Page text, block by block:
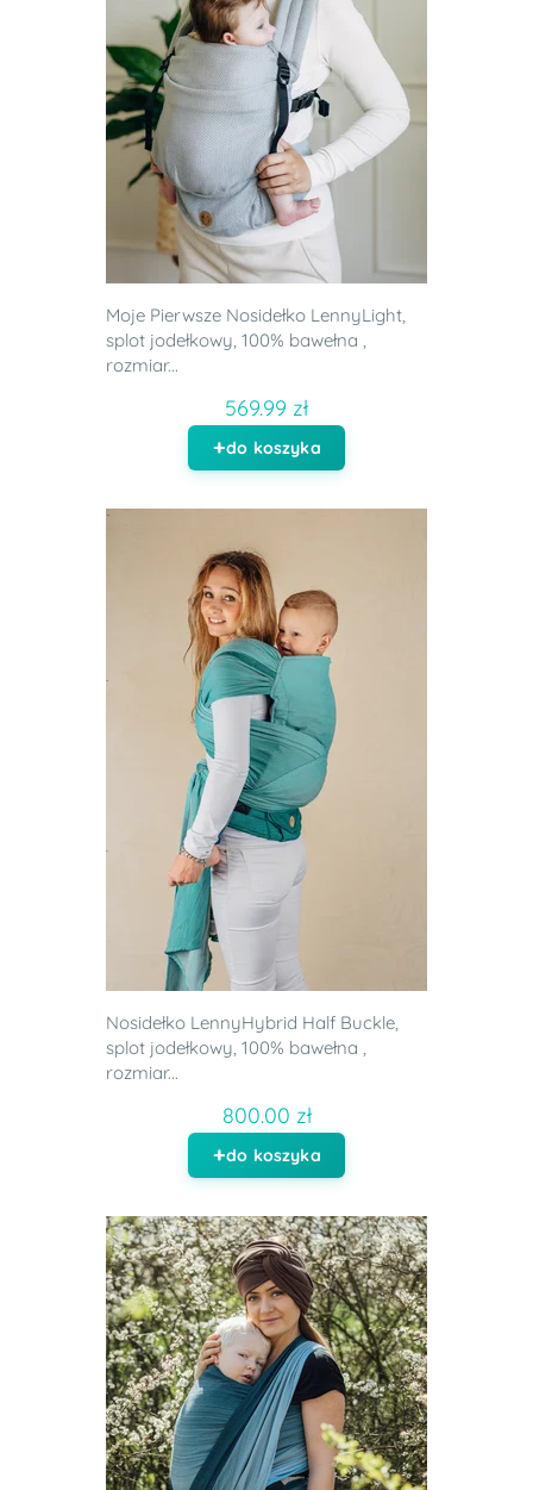
Moje Pierwsze Nosidełko LennyLight,
splot jodełkowy, 100% bawełna ,
rozmiar...
569.99 zł
do koszyka
Nosidełko LennyHybrid Half Buckle,
splot jodełkowy, 100% bawełna ,
rozmiar...
800.00 zł
do koszyka